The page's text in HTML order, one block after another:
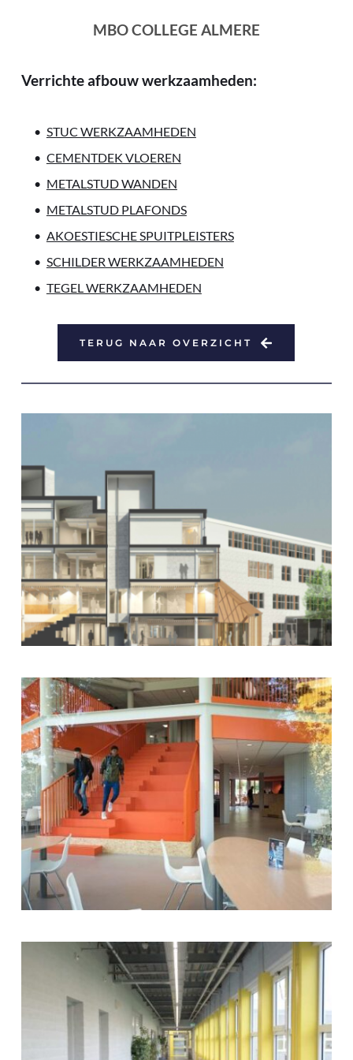
MBO COLLEGE ALMERE
Verrichte afbouw werkzaamheden:
STUC WERKZAAMHEDEN
CEMENTDEK VLOEREN
METALSTUD WANDEN
METALSTUD PLAFONDS
AKOESTIESCHE SPUITPLEISTERS
SCHILDER WERKZAAMHEDEN
TEGEL WERKZAAMHEDEN
TERUG NAAR OVERZICHT